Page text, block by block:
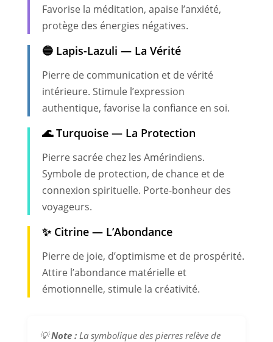
Favorise la méditation, apaise l’anxiété,
protège des énergies négatives.
🔵 Lapis-Lazuli — La Vérité
Pierre de communication et de vérité
intérieure. Stimule l’expression
authentique, favorise la confiance en soi.
🌊 Turquoise — La Protection
Pierre sacrée chez les Amérindiens.
Symbole de protection, de chance et de
connexion spirituelle. Porte-bonheur des
voyageurs.
✨ Citrine — L’Abondance
Pierre de joie, d’optimisme et de prospérité.
Attire l’abondance matérielle et
émotionnelle, stimule la créativité.
💡Note :La symbolique des pierres relève de